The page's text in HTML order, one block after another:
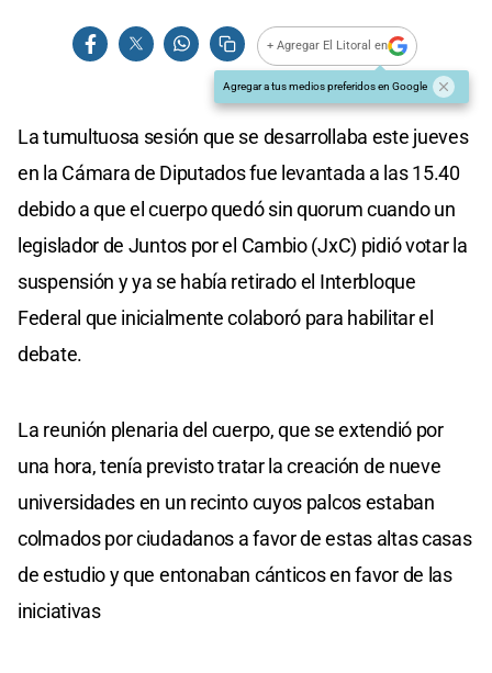
+ Agregar El Litoral en
Agregar a tus medios preferidos en Google
La tumultuosa sesión que se desarrollaba este jueves
en la Cámara de Diputados fue levantada a las 15.40
debido a que el cuerpo quedó sin quorum cuando un
legislador de Juntos por el Cambio (JxC) pidió votar la
suspensión y ya se había retirado el Interbloque
Federal que inicialmente colaboró para habilitar el
debate.
La reunión plenaria del cuerpo, que se extendió por
una hora, tenía previsto tratar la creación de nueve
universidades en un recinto cuyos palcos estaban
colmados por ciudadanos a favor de estas altas casas
de estudio y que entonaban cánticos en favor de las
iniciativas